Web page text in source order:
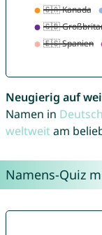
Neugierig auf
Namen in
weltweitam
Namens-Quiz